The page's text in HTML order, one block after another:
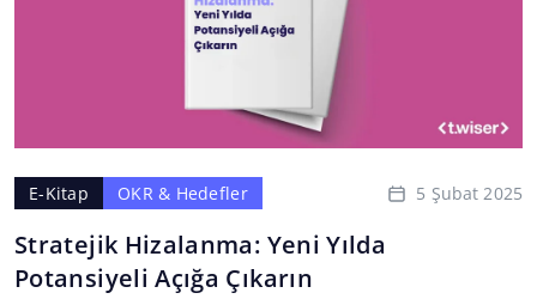
E-Kitap OKR & Hedefler 5 Şubat 2025
Stratejik Hizalanma: Yeni Yılda
Potansiyeli Açığa Çıkarın